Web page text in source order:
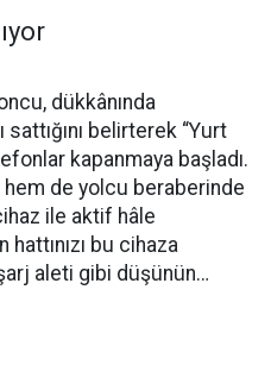
dükkânında
belirterek “Yurt
kapanmaya başladı.
de yolcu beraberinde
ile aktif hâle
bu cihaza
aleti gibi düşünün…